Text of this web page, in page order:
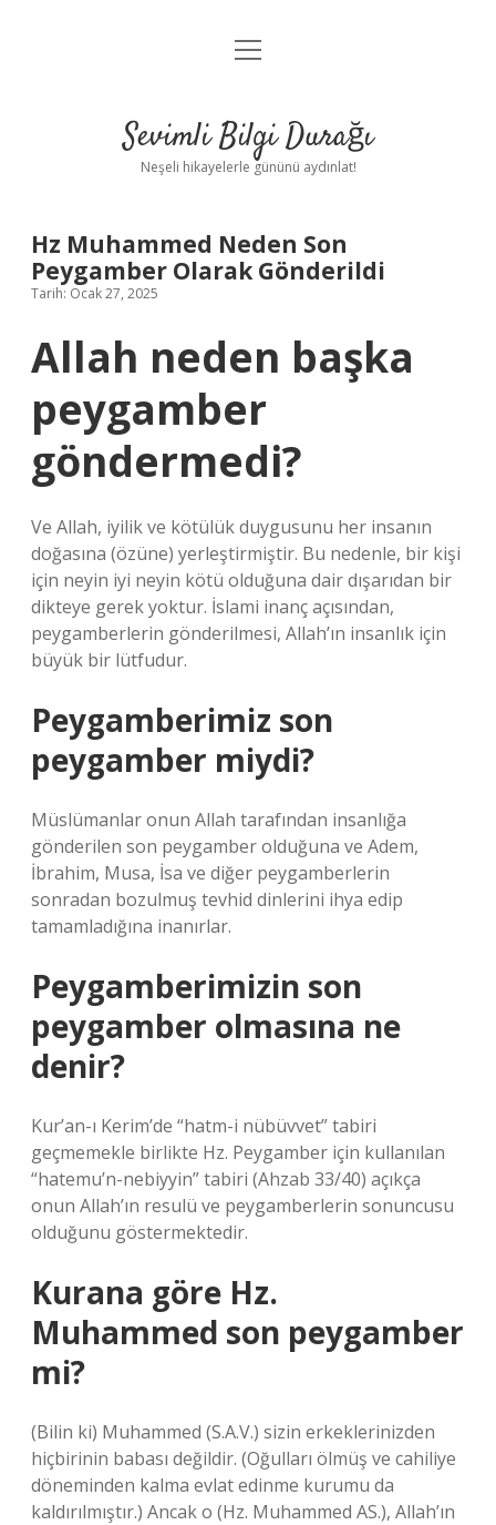
Anasayfa
Yasal Uyarı
menüyü
Sevimli Bilgi Durağı
Neşeli hikayelerle gününü aydınlat!
Hz Muhammed Neden Son
Peygamber Olarak Gönderildi
Tarih: Ocak 27, 2025
Allah neden başka
peygamber
göndermedi?
Ve Allah, iyilik ve kötülük duygusunu her insanın
doğasına (özüne) yerleştirmiştir. Bu nedenle, bir kişi
için neyin iyi neyin kötü olduğuna dair dışarıdan bir
dikteye gerek yoktur. İslami inanç açısından,
peygamberlerin gönderilmesi, Allah’ın insanlık için
büyük bir lütfudur.
Peygamberimiz son
peygamber miydi?
Müslümanlar onun Allah tarafından insanlığa
gönderilen son peygamber olduğuna ve Adem,
İbrahim, Musa, İsa ve diğer peygamberlerin
sonradan bozulmuş tevhid dinlerini ihya edip
tamamladığına inanırlar.
Peygamberimizin son
peygamber olmasına ne
denir?
Kur’an-ı Kerim’de “hatm-i nübüvvet” tabiri
geçmemekle birlikte Hz. Peygamber için kullanılan
“hatemu’n-nebiyyin” tabiri (Ahzab 33/40) açıkça
onun Allah’ın resulü ve peygamberlerin sonuncusu
olduğunu göstermektedir.
Kurana göre Hz.
Muhammed son peygamber
mi?
(Bilin ki) Muhammed (S.A.V.) sizin erkeklerinizden
hiçbirinin babası değildir. (Oğulları ölmüş ve cahiliye
döneminden kalma evlat edinme kurumu da
kaldırılmıştır.) Ancak o (Hz. Muhammed AS.), Allah’ın